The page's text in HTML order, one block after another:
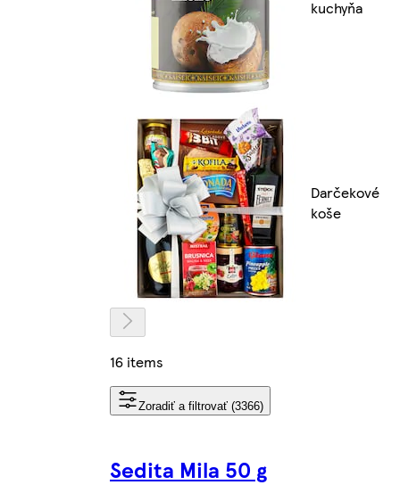
kuchyňa
Darčekové
koše
16 items
Zoradiť a filtrovať (3366)
Sedita Mila 50 g